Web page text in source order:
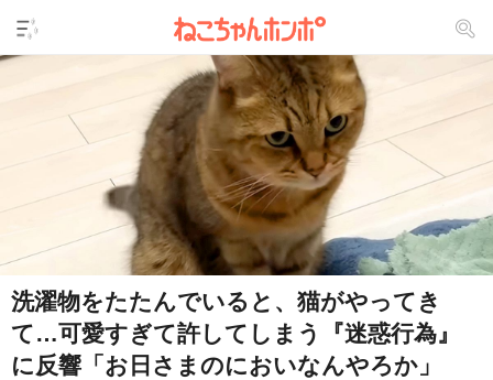
洗濯物をたたんでいると、猫がやってき
て…可愛すぎて許してしまう『迷惑行為』
に反響「お日さまのにおいなんやろか」